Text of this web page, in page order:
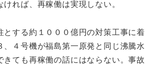
れば、再稼働は実現しない。
する約１０００億円の対策工事に着
４号機が福島第一原発と同じ沸騰水
ても再稼働の話にはならない。事故